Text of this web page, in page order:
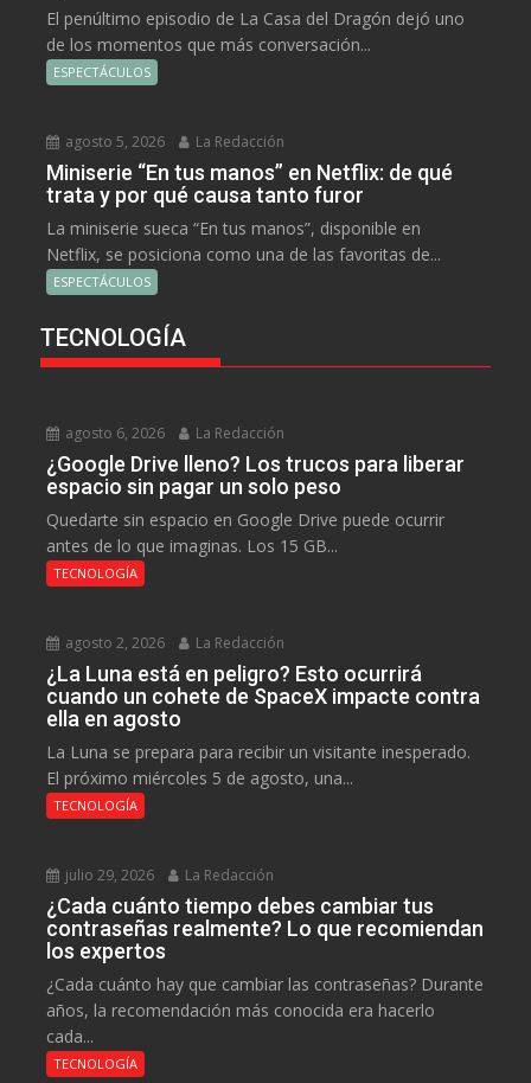
El penúltimo episodio de La Casa del Dragón dejó uno
de los momentos que más conversación...
ESPECTÁCULOS
agosto 5, 2026 La Redacción
Miniserie “En tus manos” en Netflix: de qué
trata y por qué causa tanto furor
La miniserie sueca “En tus manos”, disponible en
Netflix, se posiciona como una de las favoritas de...
ESPECTÁCULOS
TECNOLOGÍA
agosto 6, 2026 La Redacción
¿Google Drive lleno? Los trucos para liberar
espacio sin pagar un solo peso
Quedarte sin espacio en Google Drive puede ocurrir
antes de lo que imaginas. Los 15 GB...
TECNOLOGÍA
agosto 2, 2026 La Redacción
¿La Luna está en peligro? Esto ocurrirá
cuando un cohete de SpaceX impacte contra
ella en agosto
La Luna se prepara para recibir un visitante inesperado.
El próximo miércoles 5 de agosto, una...
TECNOLOGÍA
julio 29, 2026 La Redacción
¿Cada cuánto tiempo debes cambiar tus
contraseñas realmente? Lo que recomiendan
los expertos
¿Cada cuánto hay que cambiar las contraseñas? Durante
años, la recomendación más conocida era hacerlo
cada...
TECNOLOGÍA